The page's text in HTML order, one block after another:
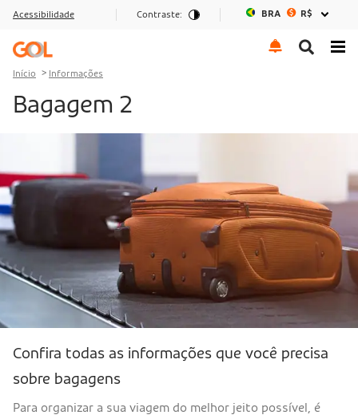
Ir para o menu
Ir para o conteúdo
Ir para o rodapé
Acessibilidade Contraste: BRA R$
Início Informações
Bagagem 2
Confira todas as informações que você precisa
sobre bagagens
Para organizar a sua viagem do melhor jeito possível, é